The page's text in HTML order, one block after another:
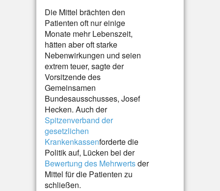
Die Mittel brächten den
Patienten oft nur einige
Monate mehr Lebenszeit,
hätten aber oft starke
Nebenwirkungen und seien
extrem teuer, sagte der
Vorsitzende des
Gemeinsamen
Bundesausschusses, Josef
Hecken. Auch der
Spitzenverband der
gesetzlichen
Krankenkassenforderte die
Politik auf, Lücken bei der
Bewertung des Mehrwertsder
Mittel für die Patienten zu
schließen.